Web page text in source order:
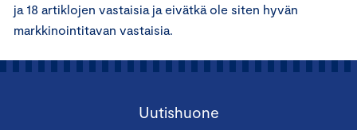
ja 18 artiklojen vastaisia ja eivätkä ole siten hyvän
markkinointitavan vastaisia.
Uutishuone